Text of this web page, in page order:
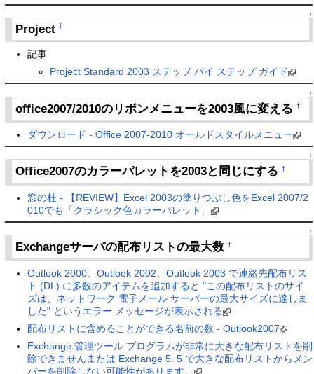
↑
Project†
記事
Project Standard 2003 ステップ バイ ステップ ガイド
↑
office2007/2010のリボンメニューを2003風に変える†
ダウンロード - Office 2007-2010 オールドスタイルメニュー
↑
Office2007のカラーパレットを2003と同じにする†
窓の杜 - 【REVIEW】Excel 2003の塗りつぶし色をExcel 2007/2
010でも「クラシック色カラーパレット」
↑
Exchangeサーバの配布リストの最大数†
Outlook 2000、Outlook 2002、Outlook 2003 で連絡先配布リス
ト (DL) に多数のアイテムを追加すると "この配布リストのサイ
ズは、ネットワーク 電子メール サーバーの最大サイズに達しま
した" というエラー メッセージが表示される
配布リストに含めることができる名前の数 - Outlook2007
Exchange 管理ツール プログラムが非常に大きな配布リストを削
除できませんまたは Exchange 5. 5 で大きな配布リストからメン
バーを削除しない可能性があります。